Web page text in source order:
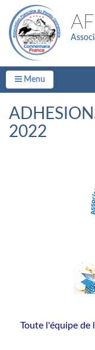
Menu
2022
Toute l'équipe de